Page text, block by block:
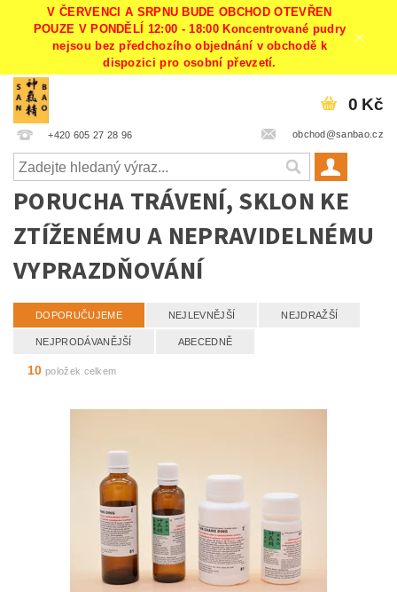
V ČERVENCI A SRPNU BUDE OBCHOD OTEVŘEN
POUZE V PONDĚLÍ 12:00 - 18:00 Koncentrované pudry
nejsou bez předchozího objednání v obchodě k
dispozici pro osobní převzetí.
+420 605 27 28 96 obchod@sanbao.cz
0 Kč
PORUCHA TRÁVENÍ, SKLON KE
ZTÍŽENÉMU A NEPRAVIDELNÉMU
VYPRAZDŇOVÁNÍ
DOPORUČUJEME NEJLEVNĚJŠÍ NEJDRAŽŠÍ
NEJPRODÁVANĚJŠÍ ABECEDNĚ
10 položek celkem